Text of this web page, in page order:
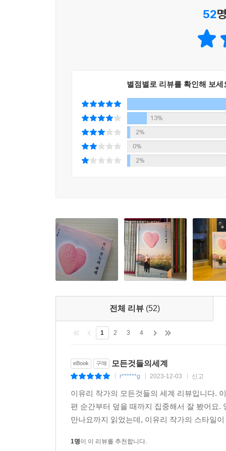
거짓말은 누군가의 마음을 전부 아는 것이 관계에
하지만 그 와중에도 나는 최초에 얻었던 깨달음
「페어리 코인」에는 “반려 난이도 최하를 자랑하
살기 시작한 이 요정을 이용하여 대국민 사기극을
제안한 것이다. ‘나’와 ‘우진’은 작정하고 친
사람들의 마음과 기대 심리를 착취하기로 한 것
훔쳐놓고 ‘우진’에게 덮어씌웠던 고등학생 시절의
(……)
“바꿀 수 없다면 우리도 똑같아지면 돼. 이왕 나쁜
“응.”
빨갛게 부은 눈으로 우진이 환하게 웃었다.
(「페어리 코인」, 114쪽)
변해버려서, 믿었다는 이유로 너무나 큰 피해
불구하고 삶은 계속된다. 작가는 “이질적인 존재
“사랑하는 마음”을 놓지 않아야 함을 전하며 “사랑
작가의 말
도대체 왜 이유리는 인간을 사랑하지 않고는 못
세상에는 인간보다 사랑받을 가치가 있는 것이
이유리는 사랑받고 싶어 한다. 더 정확히 말하
52
별점별로 리뷰를 확인해 보세
13%
2%
0%
2%
전체 리뷰 (52)
1 2 3 4
eBook 구매 모든것들의세계
r******g 2023-12-03 신고
이유리 작가의 모든것들의 세계 리뷰입니다.
편 순간부터 덮을 때까지 집중해서 잘 봤어요
만나요까지 읽었는데, 이유리 작가의 스타일
1명이 이 리뷰를 추천합니다.